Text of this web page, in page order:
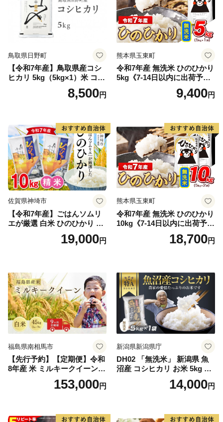
鳥取県日野町
【令和7年産】鳥取県産コシ
ヒカリ 5kg（5kg×1）米 コシ
ヒカリ こしひかり お米 白米
精米 5キロ おこめ こめ コメ
野町産 Elevation
8,500円
熊本県玉東町
令和7年産 無洗米 ひのひかり
5kg《7-14日以内に出荷予定
(土日祝除く)》コメ 米 無洗米
高レビュー｜人気米 熊本県
9,400円
佐賀県神埼市
【令和7年産】ごはんソムリ
エが厳選 白米 ひのひかり 10
米 10kg 5kg×2 ひのひかり ブ
19,000円
熊本県玉東町
令和7年産 無洗米 ひのひかり
10kg《7-14日以内に出荷予定
(土日祝除く)》コメ 米 無洗米
令和7年産 高レビュー｜人気
18,700円
福島県南相馬市
【先行予約】【定期便】令和
8年産 米 ミルキークイーン
白米 45kg (5kg×9回) | ミルキ
ークイーン 米5kg 福島 福島
福島県 南相馬市 cu006-ae
153,000円
新潟県新潟県庁
DH02 「無洗米」 新潟県 魚
沼産 コシヒカリ お米 5kg こ
しひかり 精米 米（お米の美
味しい炊き方ガイド付き）
14,000円